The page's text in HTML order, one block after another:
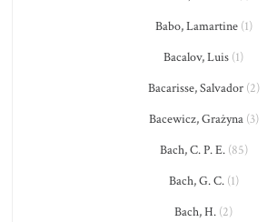
Babo, Lamartine(1)
Bacalov, Luis (1)
Bacarisse, Salvador(2)
Bacewicz, Grażyna(3)
Bach, C. P. E.(85)
Bach, G. C.(1)
Bach, H. (2)